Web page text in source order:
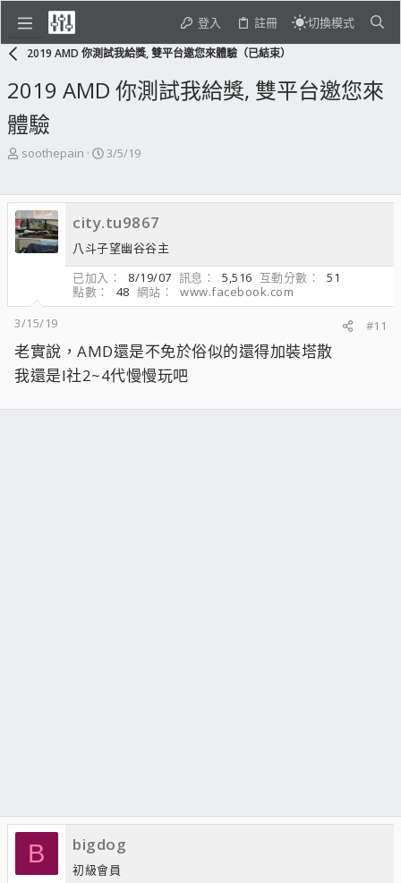
登入 註冊 切換模式
2019 AMD 你測試我給獎, 雙平台邀您來體驗（已結束）
2019 AMD 你測試我給獎, 雙平台邀您來
體驗
主
起
人
soothepain
開
期
3/5/19
city.tu9867
八斗子望幽谷谷主
已加入
8/19/07 訊息 5,516 互動分數
51
點數
48 網站
www.facebook.com
3/15/19
#11
老實說，AMD還是不免於俗似的還得加裝塔散
我還是I社2~4代慢慢玩吧
B bigdog
初級會員